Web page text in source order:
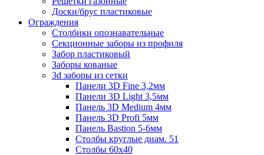
Доски/брус пластиковые
Ограждения
Столбики опознавательные
Секционные заборы из профиля
Забор пластиковый
Заборы кованые
3d заборы из сетки
Панели 3D Fine 3,2мм
Панели 3D Light 3,5мм
Панель 3D Medium 4мм
Панель 3D Profi 5мм
Панель Bastion 5-6мм
Столбы круглые диам. 51
Столбы 60х40